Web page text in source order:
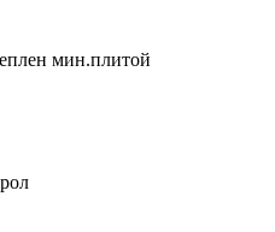
мин.плитой